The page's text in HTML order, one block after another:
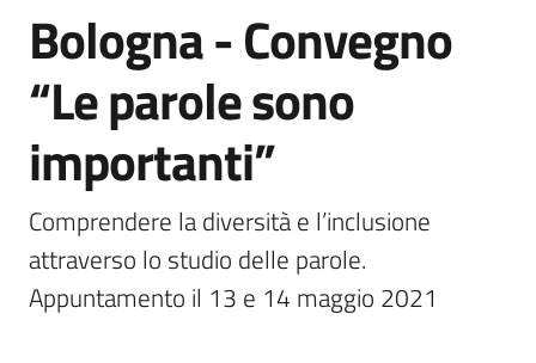
Novità
Servizi
Leggi
Atti
Bandi
Piani
Salta al contenuto
Bologna - Convegno
“Le parole sono
importanti”
Comprendere la diversità e l’inclusione
attraverso lo studio delle parole.
Appuntamento il 13 e 14 maggio 2021